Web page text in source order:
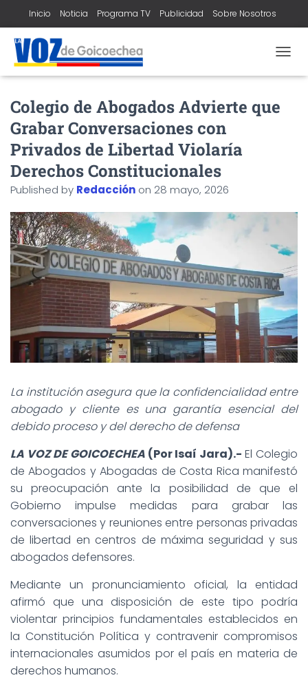
Inicio Noticia Programa TV Publicidad Sobre Nosotros
O
O
N
Colegio de Abogados Advierte que
Grabar Conversaciones con
Privados de Libertad Violaría
Derechos Constitucionales
Published by Redacción on 28 mayo, 2026
La institución asegura que la confidencialidad entre
abogado y cliente es una garantía esencial del
debido proceso y del derecho de defensa
LA VOZ DE GOICOECHEA(Por Isaí Jara).- El Colegio
de Abogados y Abogadas de Costa Rica manifestó
su preocupación ante la posibilidad de que el
Gobierno impulse medidas para grabar las
conversaciones y reuniones entre personas privadas
de libertad en centros de máxima seguridad y sus
abogados defensores.
Mediante un pronunciamiento oficial, la entidad
afirmó que una disposición de este tipo podría
violentar principios fundamentales establecidos en
la Constitución Política y contravenir compromisos
internacionales asumidos por el país en materia de
derechos humanos.